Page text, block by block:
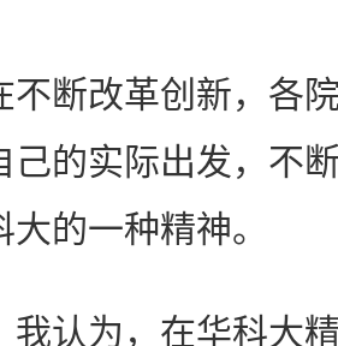
改革创新，各院
己的实际出发，不
的一种精神。
为，在华科大精